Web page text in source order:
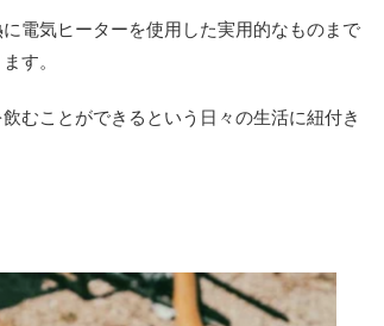
電気ヒーターを使用した実用的なものまで
す。
むことができるという日々の生活に紐付き